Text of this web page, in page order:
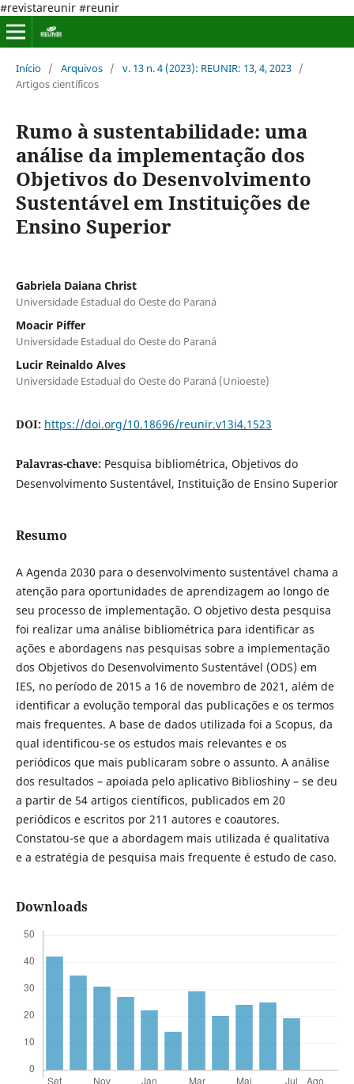
#revistareunir #reunir
Início / Arquivos / v. 13 n. 4 (2023): REUNIR: 13, 4, 2023 /
Artigos científicos
Rumo à sustentabilidade: uma
análise da implementação dos
Objetivos do Desenvolvimento
Sustentável em Instituições de
Ensino Superior
Gabriela Daiana Christ
Universidade Estadual do Oeste do Paraná
Moacir Piffer
Universidade Estadual do Oeste do Paraná
Lucir Reinaldo Alves
Universidade Estadual do Oeste do Paraná (Unioeste)
DOI: https://doi.org/10.18696/reunir.v13i4.1523
Palavras-chave: Pesquisa bibliométrica, Objetivos do
Desenvolvimento Sustentável, Instituição de Ensino Superior
Resumo
A Agenda 2030 para o desenvolvimento sustentável chama a
atenção para oportunidades de aprendizagem ao longo de
seu processo de implementação. O objetivo desta pesquisa
foi realizar uma análise bibliométrica para identificar as
ações e abordagens nas pesquisas sobre a implementação
dos Objetivos do Desenvolvimento Sustentável (ODS) em
IES, no período de 2015 a 16 de novembro de 2021, além de
identificar a evolução temporal das publicações e os termos
mais frequentes. A base de dados utilizada foi a Scopus, da
qual identificou-se os estudos mais relevantes e os
periódicos que mais publicaram sobre o assunto. A análise
dos resultados – apoiada pelo aplicativo Biblioshiny – se deu
a partir de 54 artigos científicos, publicados em 20
periódicos e escritos por 211 autores e coautores.
Constatou-se que a abordagem mais utilizada é qualitativa
e a estratégia de pesquisa mais frequente é estudo de caso.
Downloads